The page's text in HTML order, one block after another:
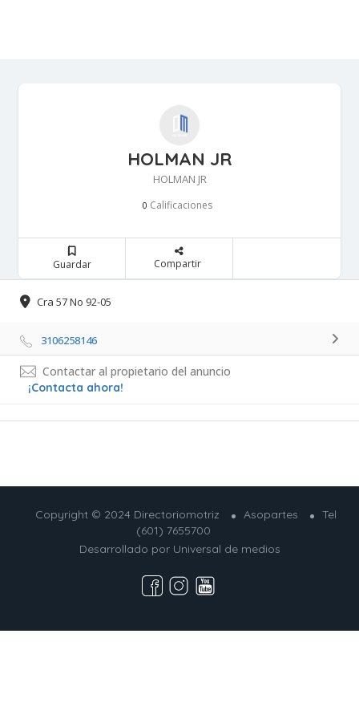
HOLMAN JR
HOLMAN JR
0 Calificaciones
Guardar Compartir
Cra 57 No 92-05
3106258146
Contactar al propietario del anuncio
¡Contacta ahora!
Copyright © 2024 Directoriomotriz Asopartes
Tel
(601) 7655700
Desarrollado por Universal de medios